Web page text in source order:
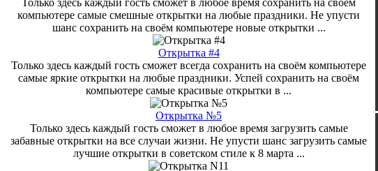
компьютере самые смешные открытки на любые праздники. Не упусти
шанс сохранить на своём компьютере новые открытки ...
Открытка #4
Только здесь каждый гость сможет всегда сохранить на своём компьютере
самые яркие открытки на любые праздники. Успей сохранить на своём
компьютере самые красивые открытки в ...
Открытка №5
Только здесь каждый гость сможет в любое время загрузить самые
забавные открытки на все случаи жизни. Не упусти шанс загрузить самые
лучшие открытки в советском стиле к 8 марта ...